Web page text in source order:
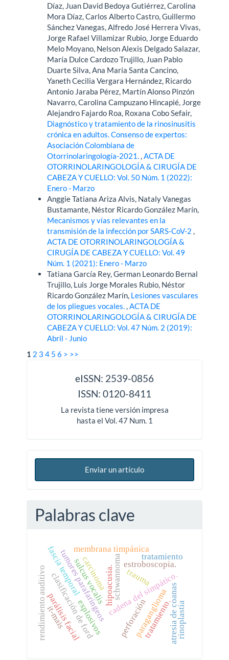
Díaz, Juan David Bedoya Gutiérrez, Carolina
Mora Díaz, Carlos Alberto Castro, Guillermo
Sánchez Vanegas, Alfredo José Herrera Vivas,
Jorge Rafael Villamizar Rubio, Jorge Eduardo
Melo Moyano, Nelson Alexis Delgado Salazar,
María Dulce Cardozo Trujillo, Juan Pablo
Duarte Silva, Ana María Santa Cancino,
Yaneth Cecilia Vergara Hernández, Ricardo
Antonio Jaraba Pérez, Martín Alonso Pinzón
Navarro, Carolina Campuzano Hincapié, Jorge
Alejandro Fajardo Roa, Roxana Cobo Sefair,
Diagnóstico y tratamiento de la rinosinusitis
crónica en adultos. Consenso de expertos:
Asociación Colombiana de
Otorrinolaringología-2021.,ACTA DE
OTORRINOLARINGOLOGÍA & CIRUGÍA DE
CABEZA Y CUELLO: Vol. 50 Núm. 1 (2022):
Enero - Marzo
Anggie Tatiana Ariza Alvis, Nataly Vanegas
Bustamante, Néstor Ricardo González Marín,
Mecanismos y vías relevantes en la
transmisión de la infección por SARS-CoV-2,
ACTA DE OTORRINOLARINGOLOGÍA &
CIRUGÍA DE CABEZA Y CUELLO: Vol. 49
Núm. 1 (2021): Enero - Marzo
Tatiana García Rey, German Leonardo Bernal
Trujillo, Luis Jorge Morales Rubio, Néstor
Ricardo González Marín, Lesiones vasculares
de los pliegues vocales.,ACTA DE
OTORRINOLARINGOLOGÍA & CIRUGÍA DE
CABEZA Y CUELLO: Vol. 47 Núm. 2 (2019):
Abril - Junio
1 2 3 4 5 6 > >>
eISSN: 2539-0856
ISSN: 0120-8411
La revista tiene versión impresa
hasta el Vol. 47 Num. 1
Enviar un artículo
Palabras clave
schwannoma
paraganglioma
tumores parafaríngeoscadena del simpático.
atresia de coanas
perforación
membrana timpánica
trauma
explosivos
hipoacusia.
sulcus vocalis
fascia temporal
clasificación de ford
estroboscopia.
parálisis facial
tratamiento
carcinoma
tratamiento.
rendimiento auditivoit-mais rinoplastia